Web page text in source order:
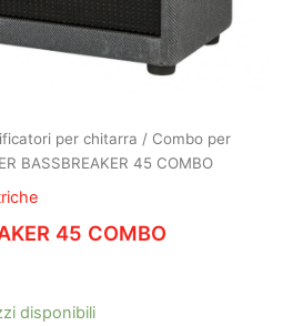
per chitarra / Combo per
BASSBREAKER 45 COMBO
45 COMBO
disponibili